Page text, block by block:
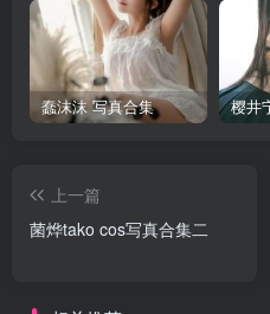
蠢沫沫 写真合集
上一篇
菌烨tako cos写真合集二